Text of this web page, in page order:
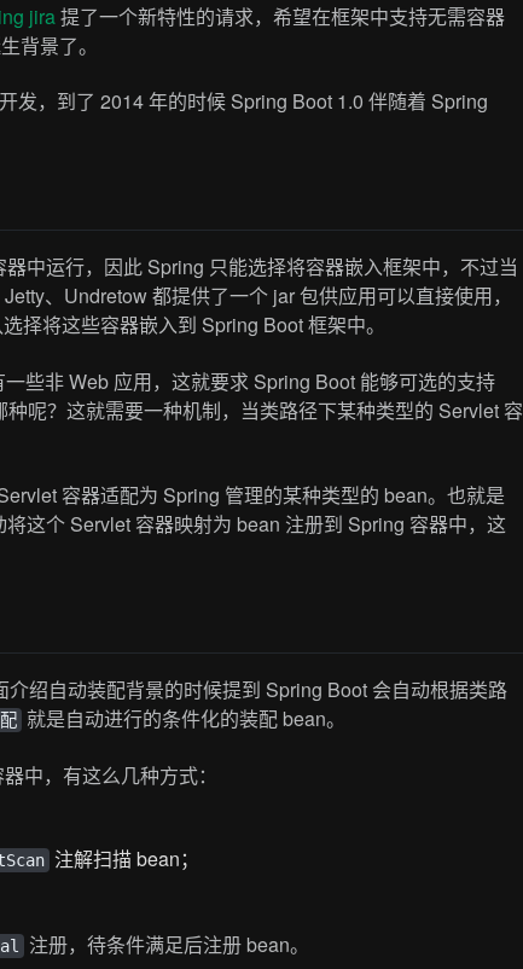
jira 提了一个新特性的请求，希望在框架中支持无需容器
背景了。
发，到了 2014 年的时候 Spring Boot 1.0 伴随着 Spring
中运行，因此 Spring 只能选择将容器嵌入框架中，不过当
、Undretow 都提供了一个 jar 包供应用可以直接使用，
择将这些容器嵌入到 Spring Boot 框架中。
些非 Web 应用，这就要求 Spring Boot 能够可选的支持
呢？这就需要一种机制，当类路径下某种类型的 Servlet 容
容器适配为 Spring 管理的某种类型的 bean。也就是
这个 Servlet 容器映射为 bean 注册到 Spring 容器中，这
介绍自动装配背景的时候提到 Spring Boot 会自动根据类路
就是自动进行的条件化的装配 bean。
中，有这么几种方式：
注解扫描 bean；
注册，待条件满足后注册 bean。